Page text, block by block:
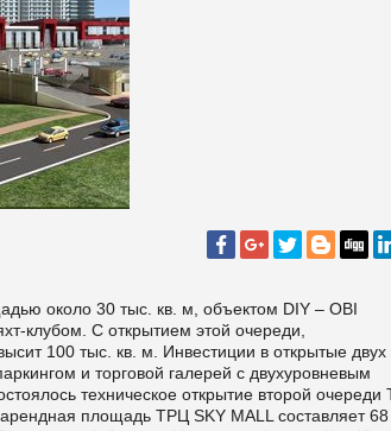
около 30 тыс. кв. м, объектом DIY – OBI
клубом. С открытием этой очереди,
100 тыс. кв. м. Инвестиции в открытые двух
и торговой галерей с двухуровневым
техническое открытие второй очереди
площадь ТРЦ SKY MALL составляет 68